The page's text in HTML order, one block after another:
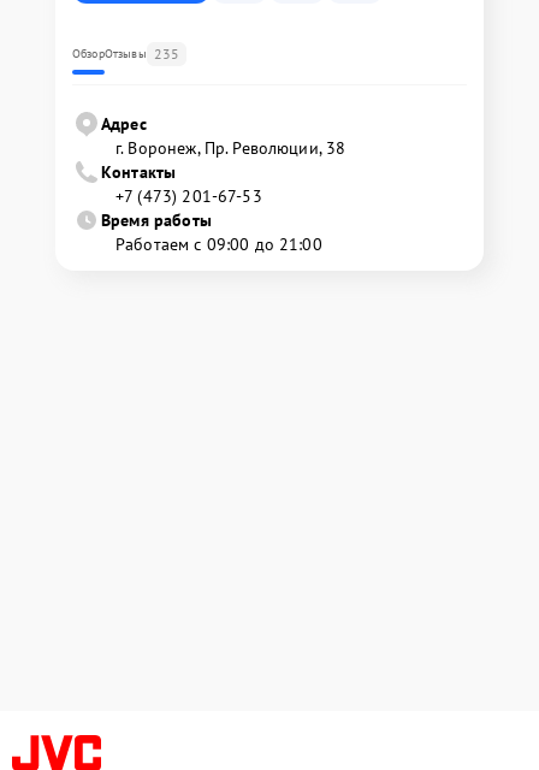
ОбзорОтзывы 235
Адрес
г. Воронеж, Пр. Революции, 38
Контакты
+7 (473) 201-67-53
Время работы
Работаем с 09:00 до 21:00